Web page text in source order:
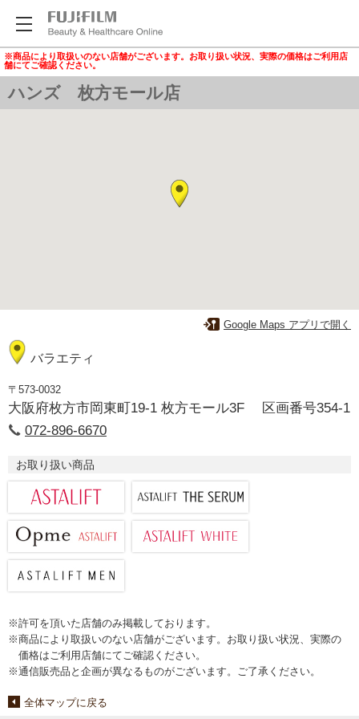
※商品により取扱いのない店舗がございます。お取り扱い状況、実際の価格はご利用店
舗にてご確認ください。
ハンズ 枚方モール店
Google Maps アプリで開く
バラエティ
〒573-0032
大阪府枚方市岡東町19-1 枚方モール3F 区画番号354-1
072-896-6670
お取り扱い商品
※許可を頂いた店舗のみ掲載しております。
※商品により取扱いのない店舗がございます。お取り扱い状況、実際の
価格はご利用店舗にてご確認ください。
※通信販売品と企画が異なるものがございます。ご了承ください。
全体マップに戻る